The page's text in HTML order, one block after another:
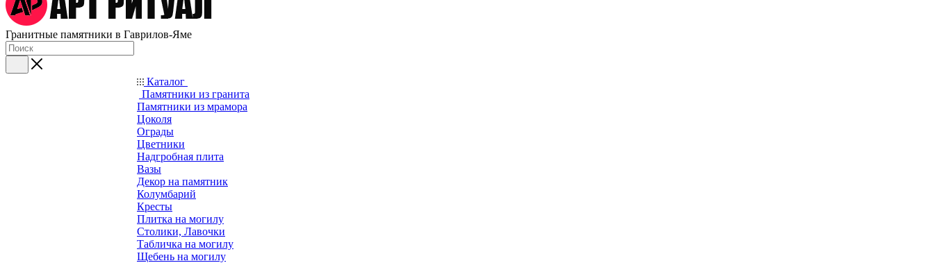
Гранитные памятники в Гаврилов-Яме
Каталог
Памятники из гранита
Памятники из мрамора
Цоколя
Ограды
Цветники
Надгробная плита
Вазы
Декор на памятник
Колумбарий
Кресты
Плитка на могилу
Столики, Лавочки
Табличка на могилу
Щебень на могилу